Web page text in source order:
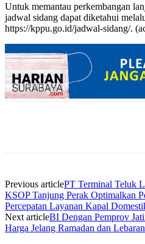
Untuk memantau perkembangan
jadwal sidang dapat diketahui
https://kppu.go.id/jadwal-sidang/.
Previous articlePT Terminal Teluk
KSOP Tanjung Perak Optimalkan
Percepatan Layanan Kapal
Next articleBI Dengan Pemprov
Harga Jelang Ramadan dan